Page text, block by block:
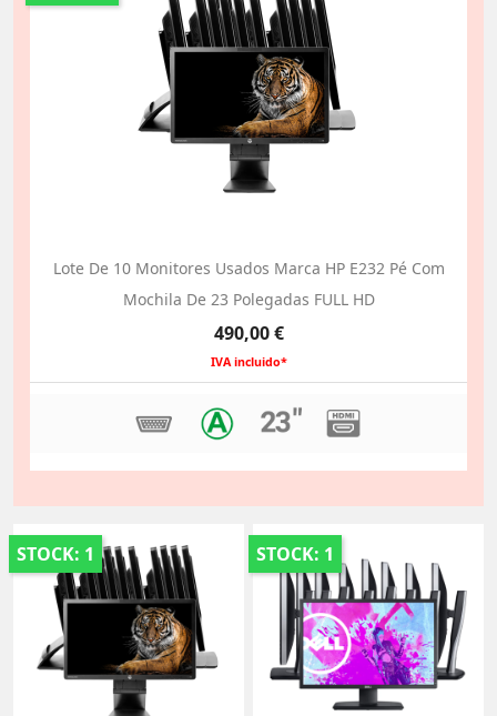
Lote De 10 Monitores Usados Marca HP E232 Pé Com
Mochila De 23 Polegadas FULL HD
Preço
490,00 €
IVA incluido*
STOCK: 1 STOCK: 1